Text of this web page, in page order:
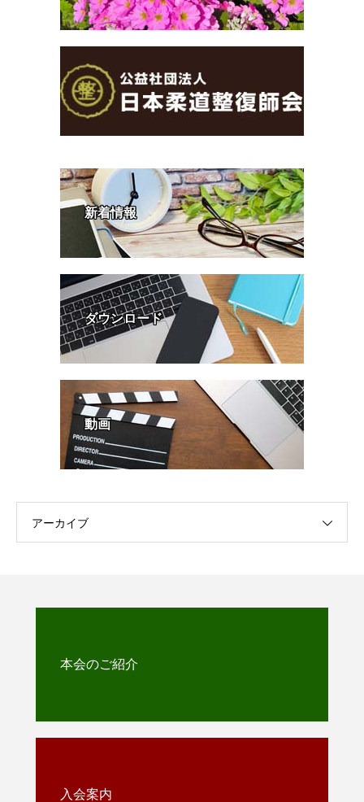
新着情報
ダウンロード
動画
アーカイブ
本会のご紹介
入会案内